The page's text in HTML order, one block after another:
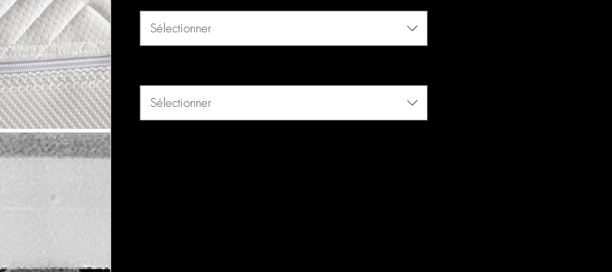
Sélectionner
Sélectionner